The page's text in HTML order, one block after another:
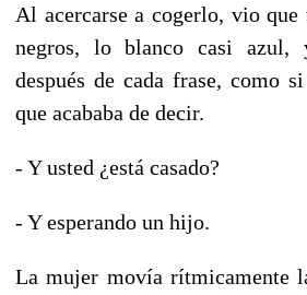
Al acercarse a cogerlo, vio
negros, lo blanco casi azul,
después de cada frase, como
que acababa de decir.
- Y usted ¿está casado?
- Y esperando un hijo.
La mujer movía rítmicamente